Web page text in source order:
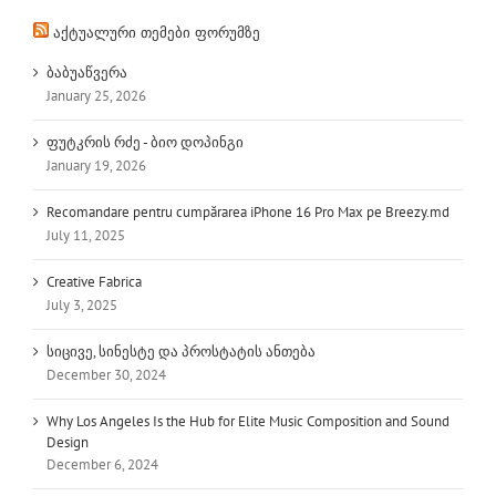
აქტუალური თემები ფორუმზე
ბაბუაწვერა
January 25, 2026
ფუტკრის რძე - ბიო დოპინგი
January 19, 2026
Recomandare pentru cumpărarea iPhone 16 Pro Max pe Breezy.md
July 11, 2025
Creative Fabrica
July 3, 2025
სიცივე, სინესტე და პროსტატის ანთება
December 30, 2024
Why Los Angeles Is the Hub for Elite Music Composition and Sound
Design
December 6, 2024